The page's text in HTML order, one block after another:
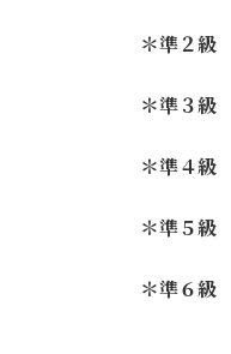
＊準２級
＊準３級
＊準４級
＊準５級
＊準６級
佐